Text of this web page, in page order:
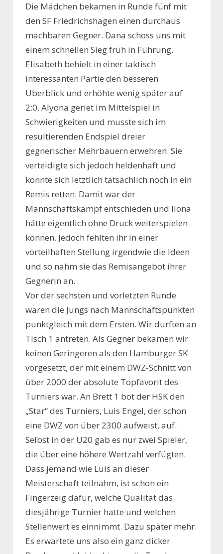
Die Mädchen bekamen in Runde fünf mit
den SF Friedrichshagen einen durchaus
machbaren Gegner. Dana schoss uns mit
einem schnellen Sieg früh in Führung.
Elisabeth behielt in einer taktisch
interessanten Partie den besseren
Überblick und erhöhte wenig später auf
2:0. Alyona geriet im Mittelspiel in
Schwierigkeiten und musste sich im
resultierenden Endspiel dreier
gegnerischer Mehrbauern erwehren. Sie
verteidigte sich jedoch heldenhaft und
konnte sich letztlich tatsächlich noch in ein
Remis retten. Damit war der
Mannschaftskampf entschieden und Ilona
hätte eigentlich ohne Druck weiterspielen
können. Jedoch fehlten ihr in einer
vorteilhaften Stellung irgendwie die Ideen
und so nahm sie das Remisangebot ihrer
Gegnerin an.
Vor der sechsten und vorletzten Runde
waren die Jungs nach Mannschaftspunkten
punktgleich mit dem Ersten. Wir durften an
Tisch 1 antreten. Als Gegner bekamen wir
keinen Geringeren als den Hamburger SK
vorgesetzt, der mit einem DWZ-Schnitt von
über 2000 der absolute Topfavorit des
Turniers war. An Brett 1 bot der HSK den
„Star“ des Turniers, Luis Engel, der schon
eine DWZ von über 2300 aufweist, auf.
Selbst in der U20 gab es nur zwei Spieler,
die über eine höhere Wertzahl verfügten.
Dass jemand wie Luis an dieser
Meisterschaft teilnahm, ist schon ein
Fingerzeig dafür, welche Qualität das
diesjährige Turnier hatte und welchen
Stellenwert es einnimmt. Dazu später mehr.
Es erwartete uns also ein ganz dicker